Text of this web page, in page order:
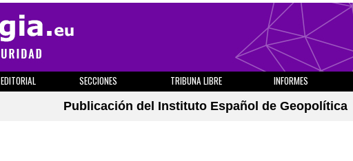
EDITORIAL SECCIONES TRIBUNA LIBRE INFORMES
Publicación del Instituto Español de Geopolítica